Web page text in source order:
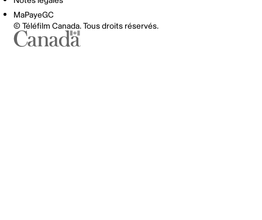
MaPayeGC
© Téléfilm Canada. Tous droits réservés.